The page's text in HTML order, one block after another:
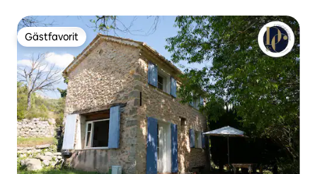
Gästfavorit
Gästfavorit